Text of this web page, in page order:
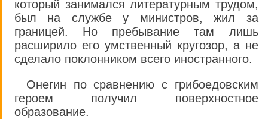
который занимался литературным трудом,
был на службе у министров, жил за
границей. Но пребывание там лишь
расширило его умственный кругозор, а не
сделало поклонником всего иностранного.
Онегин по сравнению с грибоедовским
героем получил поверхностное
образование.